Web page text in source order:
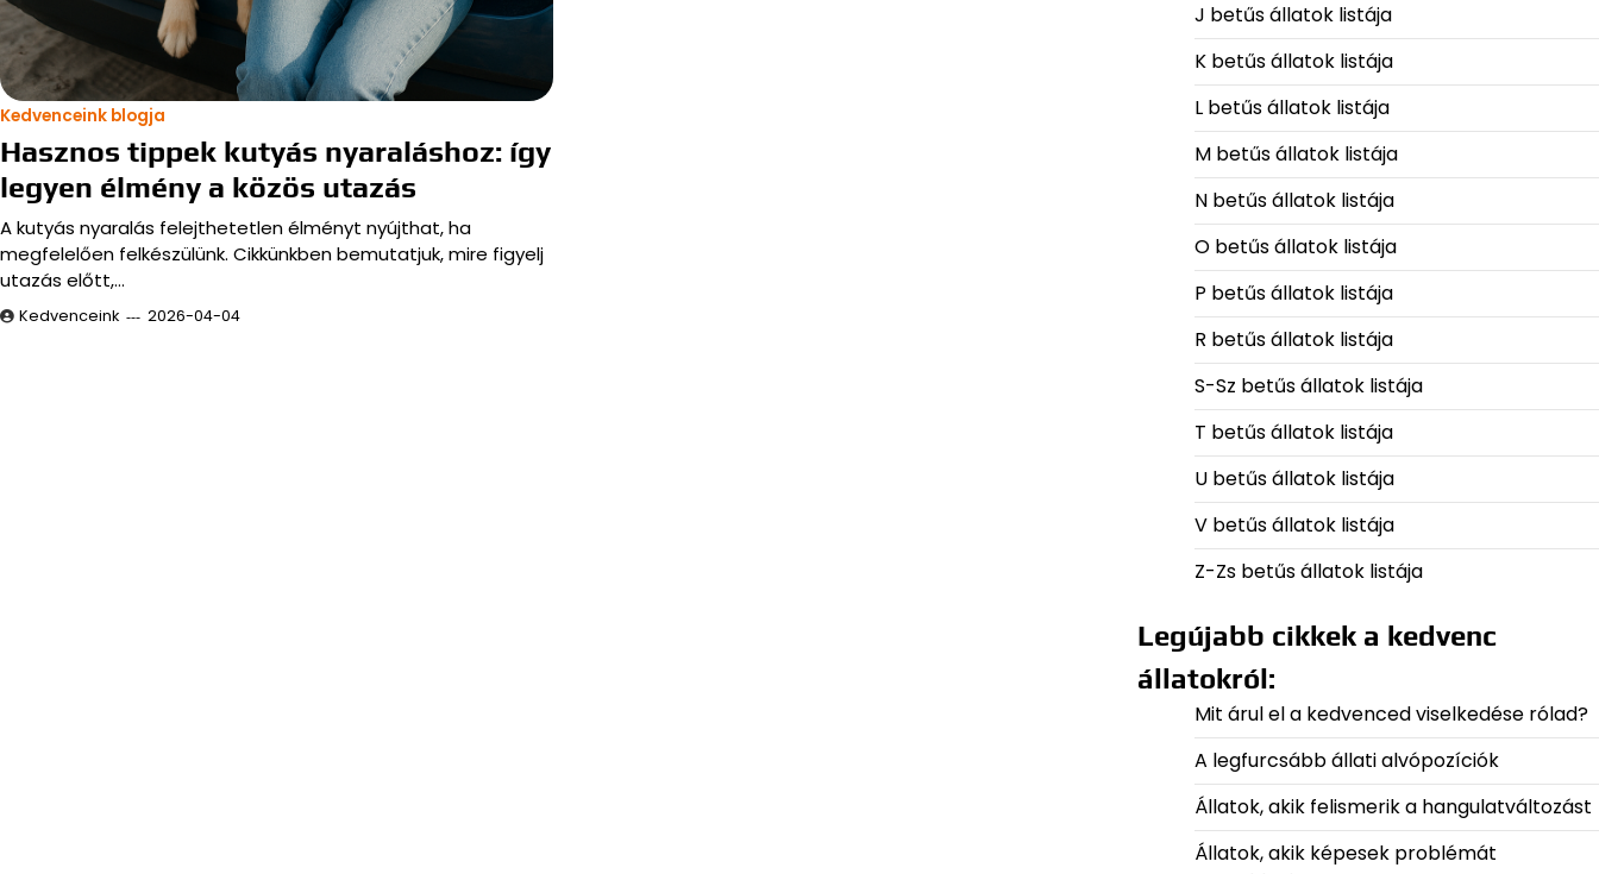
Kedvenceink blogja
Hasznos tippek kutyás nyaraláshoz: így
legyen élmény a közös utazás
A kutyás nyaralás felejthetetlen élményt nyújthat, ha
megfelelően felkészülünk. Cikkünkben bemutatjuk, mire figyelj
utazás előtt,…
Kedvenceink 2026-04-04
J betűs állatok listája
K betűs állatok listája
L betűs állatok listája
M betűs állatok listája
N betűs állatok listája
O betűs állatok listája
P betűs állatok listája
R betűs állatok listája
S-Sz betűs állatok listája
T betűs állatok listája
U betűs állatok listája
V betűs állatok listája
Z-Zs betűs állatok listája
Legújabb cikkek a kedvenc
állatokról:
Mit árul el a kedvenced viselkedése rólad?
A legfurcsább állati alvópozíciók
Állatok, akik felismerik a hangulatváltozást
Állatok, akik képesek problémát